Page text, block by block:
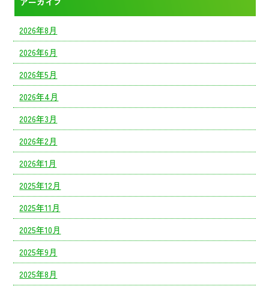
2026年8月
2026年6月
2026年5月
2026年4月
2026年3月
2026年2月
2026年1月
2025年12月
2025年11月
2025年10月
2025年9月
2025年8月